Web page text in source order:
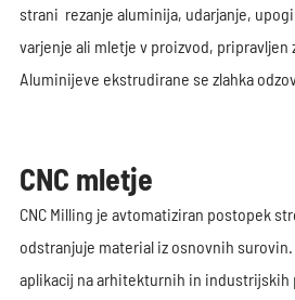
strani rezanje aluminija, udarjanje,
varjenje ali mletje v proizvod, pripravljen
Aluminijeve ekstrudirane se zlahka
CNC mletje
CNC Milling je avtomatiziran postopek
odstranjuje material iz osnovnih
aplikacij na arhitekturnih in industrijskih